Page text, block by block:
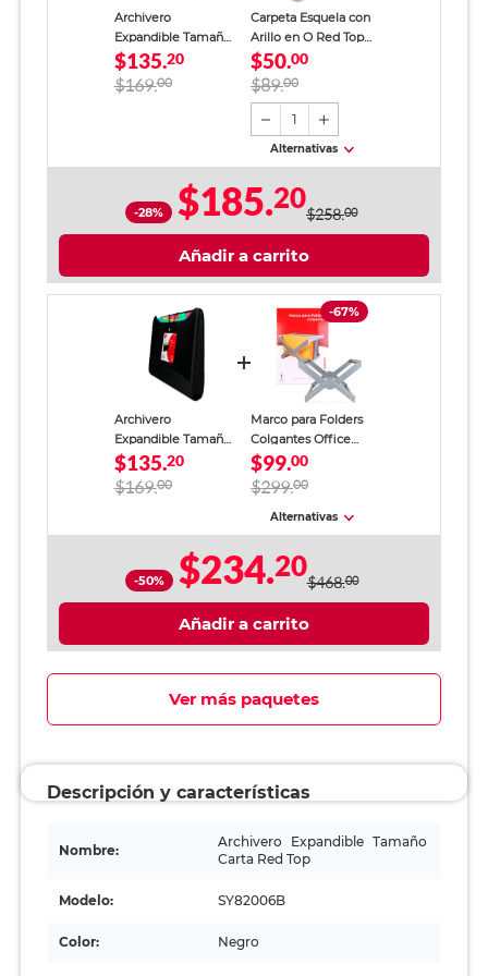
Archivero
Expandible Tamaño
Carta sin Tapa Red
Top con 13 Divisiones
Negro
$135.20
$169.00
Carpeta Esquela con
Arillo en O Red Top
Mármol Morado
$50.00
$89.00
1
Alternativas
-28% $185.20$258.00
Añadir a carrito
Archivero
Expandible Tamaño
Carta sin Tapa Red
Top con 13 Divisiones
Negro
$135.20
$169.00
-67%
Marco para Folders
Colgantes Office
Depot Carta Gris 1
pieza
$99.00
$299.00
Alternativas
-50% $234.20$468.00
Añadir a carrito
Ver más paquetes
Descripción y características
Nombre:
Archivero Expandible Tamaño
Carta Red Top
Modelo: SY82006B
Color: Negro